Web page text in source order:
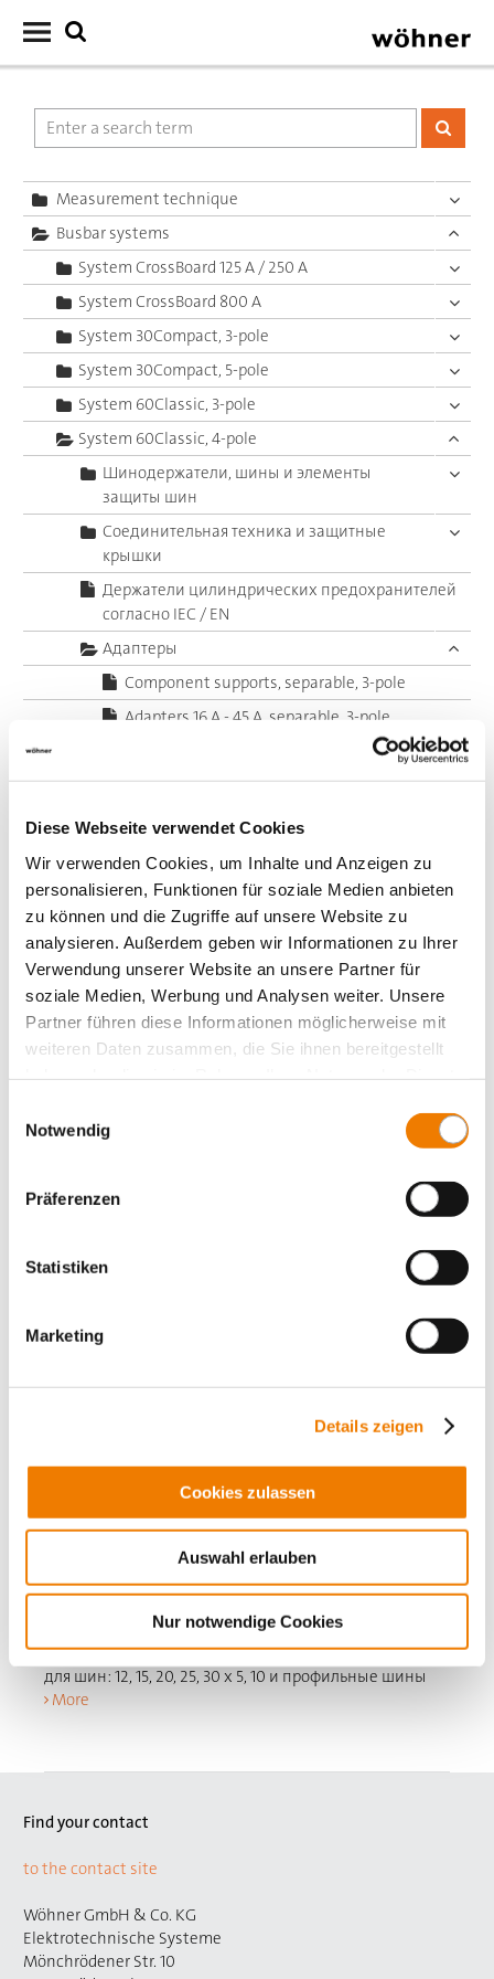
Diese Webseite verwendet Cookies
Wir verwenden Cookies, um Inhalte und Anzeigen zu
personalisieren, Funktionen für soziale Medien anbieten
zu können und die Zugriffe auf unsere Website zu
analysieren. Außerdem geben wir Informationen zu Ihrer
Verwendung unserer Website an unsere Partner für
soziale Medien, Werbung und Analysen weiter. Unsere
Partner führen diese Informationen möglicherweise mit
weiteren Daten zusammen, die Sie ihnen bereitgestellt
Notwendig
Präferenzen
Statistiken
Marketing
Details zeigen
Cookies zulassen
Auswahl erlauben
Nur notwendige Cookies
Measurement technique
Busbar systems
System CrossBoard 125 A / 250 A
System CrossBoard 800 A
System 30Compact, 3-pole
System 30Compact, 5-pole
System 60Classic, 3-pole
System 60Classic, 4-pole
Шинодержатели, шины и элементы
защиты шин
Соединительная техника и защитные
крышки
Держатели цилиндрических предохранителей
согласно IEC / EN
Адаптеры
Component supports, separable, 3-pole
Adapters 16 A - 45 A, separable, 3-pole
Adapters 16 A - 32 A, 3-pole
Adapters 63 A, 3-pole
Adapters 80 A, 3-pole
Модуль земля/нейтраль
Adapters 160 - 630 A, 4-pole
System 60Classic, 5-pole
System 185Power
Центральный ввод питания
Panel, fuse holders
Принадлежности
Для присоединения к адаптеру с двух сторон
18 x 242
для шин: 12, 15, 20, 25, 30 x 5, 10 и профильные шины
More
Find your contact
to the contact site
Wöhner GmbH & Co. KG
Elektrotechnische Systeme
Mönchrödener Str. 10